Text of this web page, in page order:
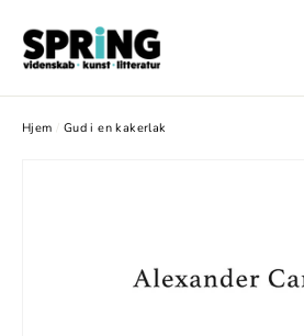
videre
indhold
Hjem / Gud i en kakerlak